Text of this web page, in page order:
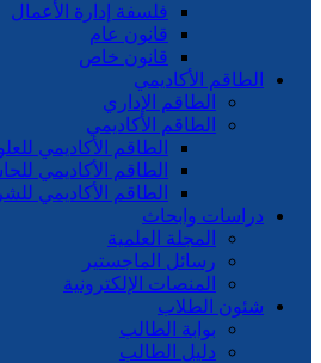
فلسفة إدارة الأعمال
قانون عام
قانون خاص
الطاقم الأكاديمي
الطاقم الإداري
الطاقم الأكاديمي
الطاقم الأكاديمي
الطاقم الأكاديمي
الطاقم الأكاديمي
دراسات وابحاث
المجلة العلمية
رسائل الماجستير
المنصات الإلكترونية
شئون الطلاب
بوابة الطالب
دليل الطالب